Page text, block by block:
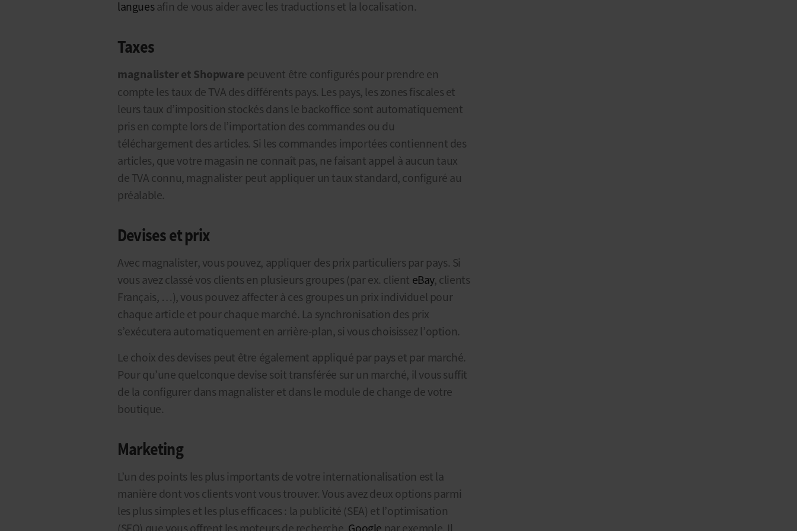
languesafin de vous aider avec les traductions et la localisation.
Taxes
magnalister et Shopware peuvent être configurés pour prendre en
compte les taux de TVA des différents pays. Les pays, les zones fiscales et
leurs taux d’imposition stockés dans le backoffice sont automatiquement
pris en compte lors de l’importation des commandes ou du
téléchargement des articles. Si les commandes importées contiennent des
articles, que votre magasin ne connaît pas, ne faisant appel à aucun taux
de TVA connu, magnalister peut appliquer un taux standard, configuré au
préalable.
Devises et prix
Avec magnalister, vous pouvez, appliquer des prix particuliers par pays. Si
vous avez classé vos clients en plusieurs groupes (par ex. client eBay, clients
Français, …), vous pouvez affecter à ces groupes un prix individuel pour
chaque article et pour chaque marché. La synchronisation des prix
s’exécutera automatiquement en arrière-plan, si vous choisissez l’option.
Le choix des devises peut être également appliqué par pays et par marché.
Pour qu’une quelconque devise soit transférée sur un marché, il vous suffit
de la configurer dans magnalister et dans le module de change de votre
boutique.
Marketing
L’un des points les plus importants de votre internationalisation est la
manière dont vos clients vont vous trouver. Vous avez deux options parmi
les plus simples et les plus efficaces : la publicité (SEA) et l’optimisation